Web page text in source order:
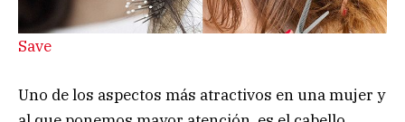
Save
Uno de los aspectos más atractivos en una mujer y